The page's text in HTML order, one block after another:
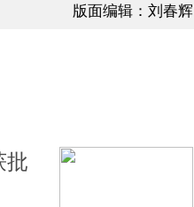
版面编辑：刘春辉
批